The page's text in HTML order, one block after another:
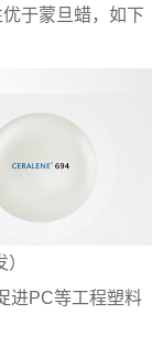
于蒙旦蜡，如下
进PC等工程塑料